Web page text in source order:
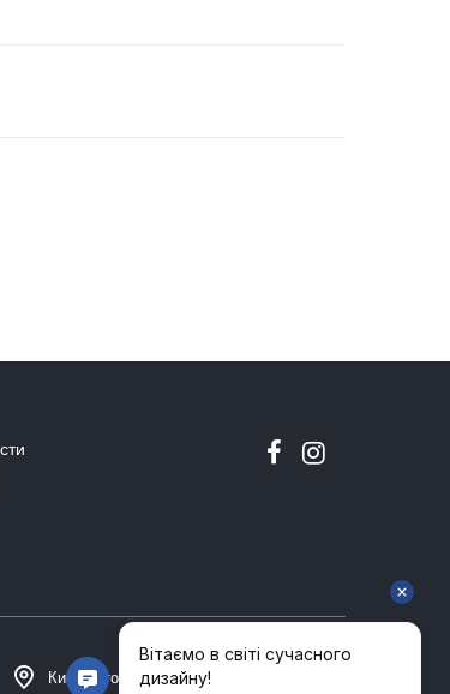
Киев, Столичное шоссе 101, Домосфера